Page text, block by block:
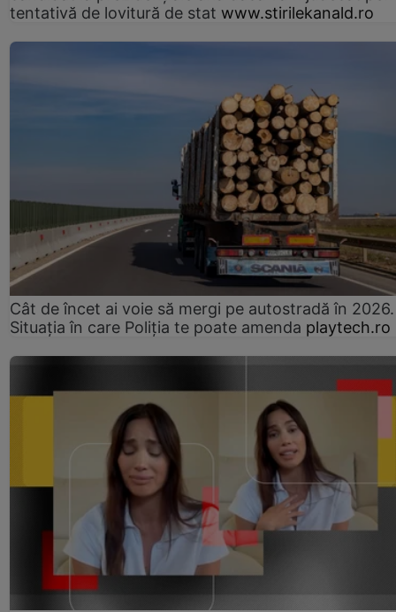
tentativă de lovitură de stat www.stirilekanald.ro
Cât de încet ai voie să mergi pe autostradă în 2026.
Situația în care Poliția te poate amenda playtech.ro